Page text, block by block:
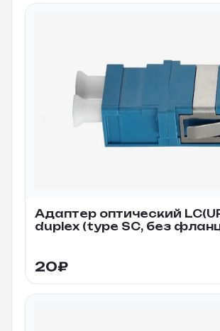
Адаптер оптический
duplex (type SC, без
20₽